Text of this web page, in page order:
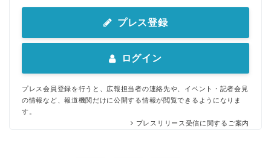
プレス登録
ログイン
プレス会員登録を行うと、広報担当者の連絡先や、イベント・記者会見
の情報など、報道機関だけに公開する情報が閲覧できるようになりま
す。
プレスリリース受信に関するご案内